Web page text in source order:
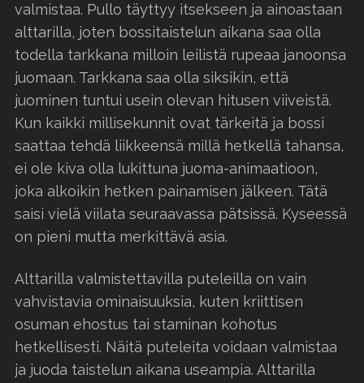
valmistaa. Pullo täyttyy itsekseen ja ainoastaan
alttarilla, joten bossitaistelun aikana saa olla
todella tarkkana milloin leilistä rupeaa janoonsa
juomaan. Tarkkana saa olla siksikin, että
juominen tuntui usein olevan hitusen viiveistä.
Kun kaikki millisekunnit ovat tärkeitä ja bossi
saattaa tehdä liikkeensä millä hetkellä tahansa,
ei ole kiva olla lukittuna juoma-animaatioon,
joka alkoikin hetken painamisen jälkeen. Tätä
saisi vielä viilata seuraavassa pätsissä. Kyseessä
on pieni mutta merkittävä asia.
Alttarilla valmistettavilla puteleilla on vain
vahvistavia ominaisuuksia, kuten kriittisen
osuman ehostus tai staminan kohotus
hetkellisesti. Näitä puteleita voidaan valmistaa
ja juoda taistelun aikana useampia. Alttarilla